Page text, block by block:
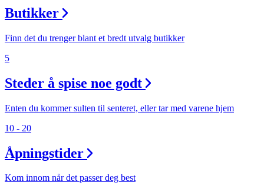
Butikker
Finn det du trenger blant et bredt utvalg butikker
5
Steder å spise noe godt
Enten du kommer sulten til senteret, eller tar med varene hjem
10 - 20
Åpningstider
Kom innom når det passer deg best